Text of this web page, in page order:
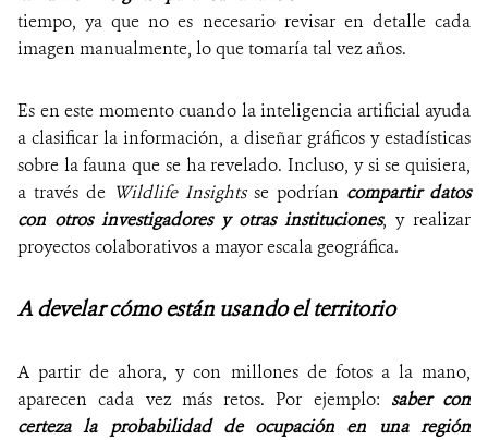
tiempo, ya que no es necesario revisar en detalle cada
imagen manualmente, lo que tomaría tal vez años.
Es en este momento cuando la inteligencia artificial ayuda
a clasificar la información, a diseñar gráficos y estadísticas
sobre la fauna que se ha revelado. Incluso, y si se quisiera,
a través de Wildlife Insightsse podrían compartir datos
con otros investigadores y otras instituciones, y realizar
proyectos colaborativos a mayor escala geográfica.
A develar cómo están usando el territorio
A partir de ahora, y con millones de fotos a la mano,
aparecen cada vez más retos. Por ejemplo: saber con
certeza la probabilidad de ocupación en una región